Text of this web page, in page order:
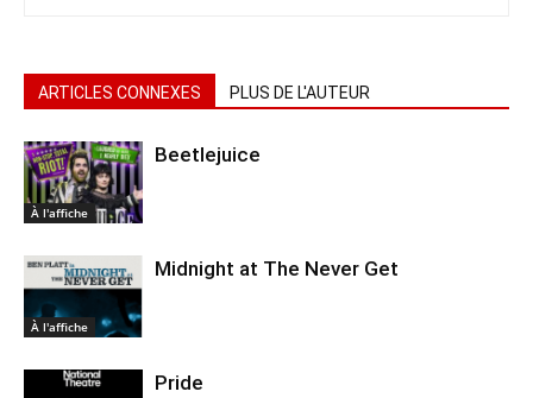
ARTICLES CONNEXES PLUS DE L'AUTEUR
À l'affiche
Beetlejuice
À l'affiche
Midnight at The Never Get
Pride